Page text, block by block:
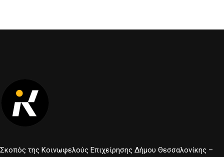
Σκοπός της Κοινωφελούς Επιχείρησης Δήμου Θεσσαλονίκης –